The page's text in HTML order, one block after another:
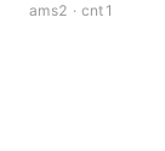
ams2 · cnt1